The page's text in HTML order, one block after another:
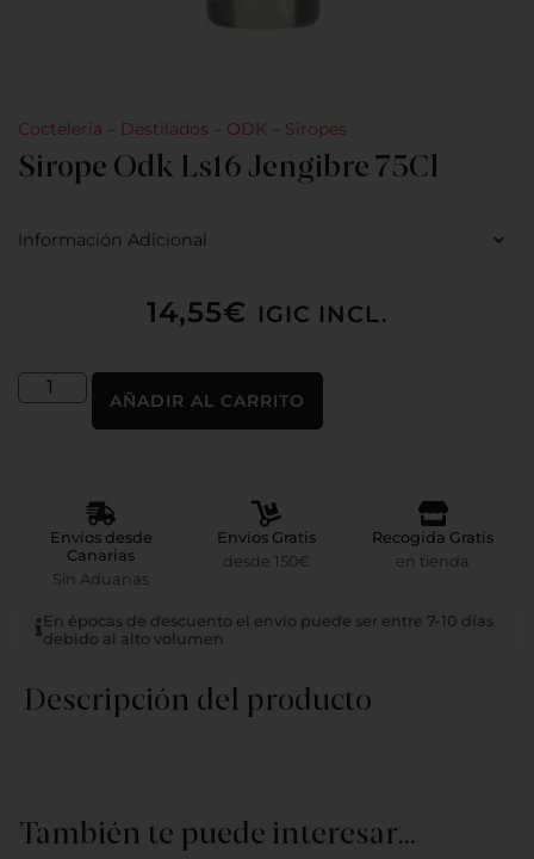
Coctelería Destilados ODK Siropes
Sirope Odk Ls16 Jengibre 75Cl
Información Adicional
14,55€ IGIC INCL.
AÑADIR AL CARRITO
Envíos desde
Canarias
Sin Aduanas
Envíos Gratis
desde 150€
Recogida Gratis
en tienda
En épocas de descuento el envío puede ser entre 7-10 días
debido al alto volumen
Descripción del producto
También te puede interesar…